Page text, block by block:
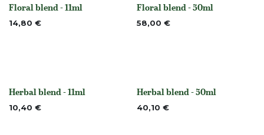
None
Floral blend - 11ml
14,80 € None
Floral blend - 50ml
58,00 €
None
Herbal blend - 11ml
10,40 € None
Herbal blend - 50ml
40,10 €